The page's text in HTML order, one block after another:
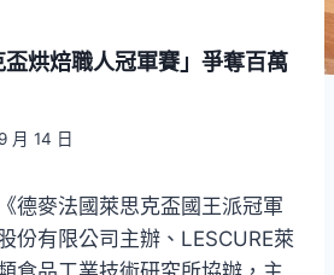
盃烘焙職人冠軍賽」爭奪百萬
月 14 日
德麥法國萊思克盃國王派冠軍
份有限公司主辦、LESCURE萊